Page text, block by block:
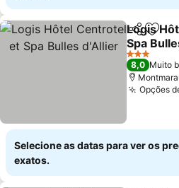
Partilhar
Logis
Spa
Ver preços
3 Estrelas
8,0 Muito
Opções
Selecione as datas para ver os
exatos.